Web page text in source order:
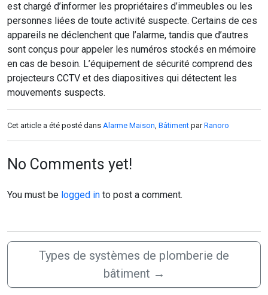
est chargé d’informer les propriétaires d’immeubles ou les
personnes liées de toute activité suspecte. Certains de ces
appareils ne déclenchent que l’alarme, tandis que d’autres
sont conçus pour appeler les numéros stockés en mémoire
en cas de besoin. L’équipement de sécurité comprend des
projecteurs CCTV et des diapositives qui détectent les
mouvements suspects.
Cet article a été posté dans Alarme Maison, Bâtiment parRanoro
No Comments yet!
You must be logged in to post a comment.
Types de systèmes de plomberie de
bâtiment →